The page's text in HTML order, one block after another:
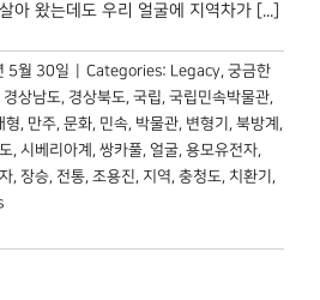
아 왔는데도 우리 얼굴에 지역차가 [...]
5월 30일 Categories: Legacy, 궁금한
경상남도, 경상북도, 국립, 국립민속박물관,
형, 만주, 문화, 민속, 박물관, 변형기 , 북방계 ,
, 시베리아계 , 쌍카풀, 얼굴, 용모유전자,
, 장승, 전통, 조용진, 지역, 충청도, 치환기 ,